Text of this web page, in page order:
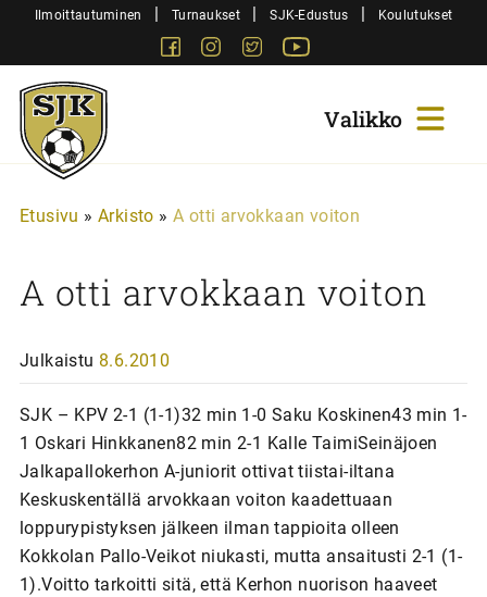
SiirryIlmoittautuminen | Turnaukset | SJK-Edustus | Koulutukset
FacebookInstagram
Twitter
Sjk-
Juniorit
Etusivu » Arkisto » A otti arvokkaan voiton
A otti arvokkaan voiton
Julkaistu 8.6.2010
SJK – KPV 2-1 (1-1)32 min 1-0 Saku Koskinen43 min 1-
1 Oskari Hinkkanen82 min 2-1 Kalle TaimiSeinäjoen
Jalkapallokerhon A-juniorit ottivat tiistai-iltana
Keskuskentällä arvokkaan voiton kaadettuaan
loppurypistyksen jälkeen ilman tappioita olleen
Kokkolan Pallo-Veikot niukasti, mutta ansaitusti 2-1 (1-
1).Voitto tarkoitti sitä, että Kerhon nuorison haaveet